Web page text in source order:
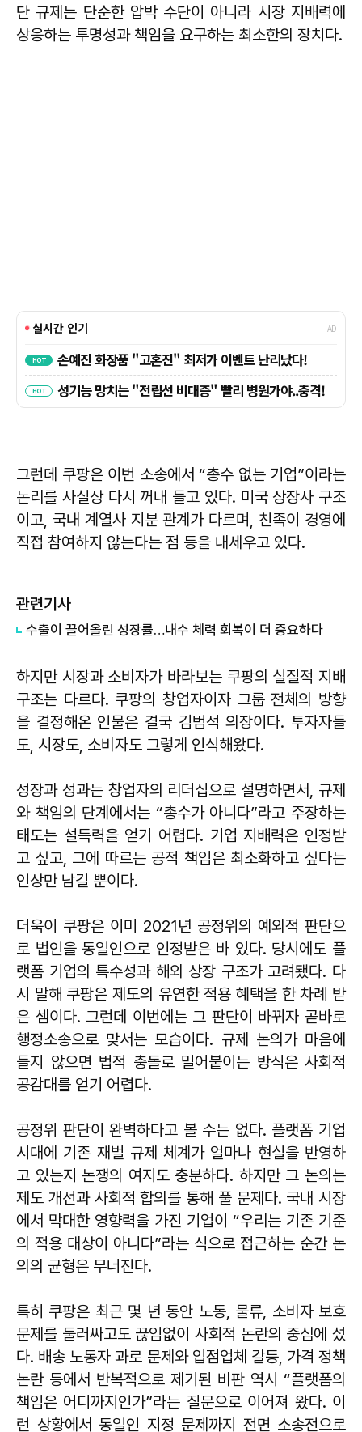
단 규제는 단순한 압박 수단이 아니라 시장 지배력에
상응하는 투명성과 책임을 요구하는 최소한의 장치다.
그런데 쿠팡은 이번 소송에서 “총수 없는 기업”이라는
논리를 사실상 다시 꺼내 들고 있다. 미국 상장사 구조
이고, 국내 계열사 지분 관계가 다르며, 친족이 경영에
직접 참여하지 않는다는 점 등을 내세우고 있다.
관련기사
수출이 끌어올린 성장률…내수 체력 회복이 더 중요하다
하지만 시장과 소비자가 바라보는 쿠팡의 실질적 지배
구조는 다르다. 쿠팡의 창업자이자 그룹 전체의 방향
을 결정해온 인물은 결국 김범석 의장이다. 투자자들
도, 시장도, 소비자도 그렇게 인식해왔다.
성장과 성과는 창업자의 리더십으로 설명하면서, 규제
와 책임의 단계에서는 “총수가 아니다”라고 주장하는
태도는 설득력을 얻기 어렵다. 기업 지배력은 인정받
고 싶고, 그에 따르는 공적 책임은 최소화하고 싶다는
인상만 남길 뿐이다.
더욱이 쿠팡은 이미 2021년 공정위의 예외적 판단으
로 법인을 동일인으로 인정받은 바 있다. 당시에도 플
랫폼 기업의 특수성과 해외 상장 구조가 고려됐다. 다
시 말해 쿠팡은 제도의 유연한 적용 혜택을 한 차례 받
은 셈이다. 그런데 이번에는 그 판단이 바뀌자 곧바로
행정소송으로 맞서는 모습이다. 규제 논의가 마음에
들지 않으면 법적 충돌로 밀어붙이는 방식은 사회적
공감대를 얻기 어렵다.
공정위 판단이 완벽하다고 볼 수는 없다. 플랫폼 기업
시대에 기존 재벌 규제 체계가 얼마나 현실을 반영하
고 있는지 논쟁의 여지도 충분하다. 하지만 그 논의는
제도 개선과 사회적 합의를 통해 풀 문제다. 국내 시장
에서 막대한 영향력을 가진 기업이 “우리는 기존 기준
의 적용 대상이 아니다”라는 식으로 접근하는 순간 논
의의 균형은 무너진다.
특히 쿠팡은 최근 몇 년 동안 노동, 물류, 소비자 보호
문제를 둘러싸고도 끊임없이 사회적 논란의 중심에 섰
다. 배송 노동자 과로 문제와 입점업체 갈등, 가격 정책
논란 등에서 반복적으로 제기된 비판 역시 “플랫폼의
책임은 어디까지인가”라는 질문으로 이어져 왔다. 이
런 상황에서 동일인 지정 문제까지 전면 소송전으로